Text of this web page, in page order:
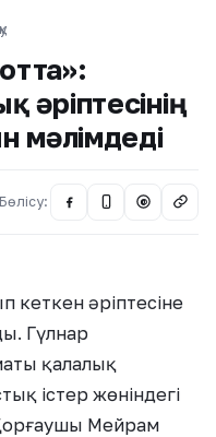
әріптесінің
мәлімдеді
Бөлісу: @
кеткен әріптесіне
Гүлнар
қалалық
істер жөніндегі
Мейрам